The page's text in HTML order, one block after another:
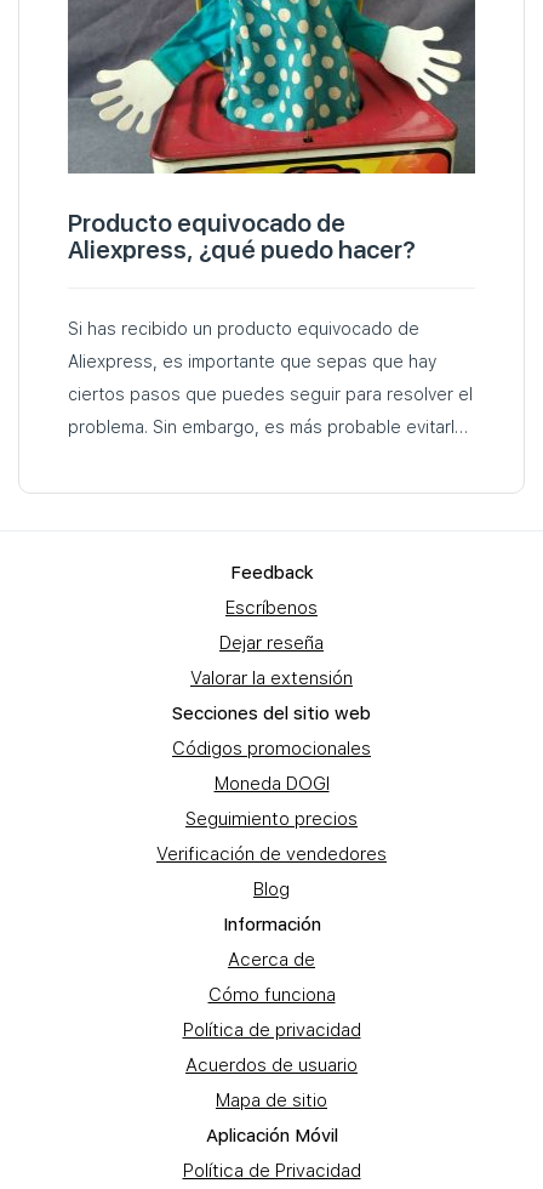
Producto equivocado de
Aliexpress, ¿qué puedo hacer?
Si has recibido un producto equivocado de
Aliexpress, es importante que sepas que hay
ciertos pasos que puedes seguir para resolver el
problema. Sin embargo, es más probable evitarlo
Feеdback
Escríbenos
Dejar reseña
Valorar la extensión
Secciones del sitio web
Códigos promocionales
Moneda DOGI
Seguimiento precios
Verificación de vendedores
Blog
Información
Acerca de
Cómo funciona
Política de privacidad
Acuerdos de usuario
Mapa de sitio
Aplicación Móvil
Política de Privacidad